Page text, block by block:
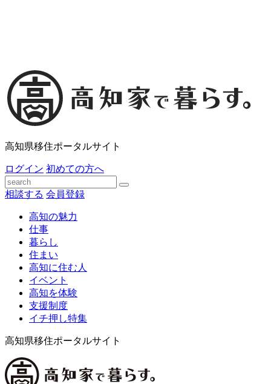
高知県移住ポータルサイト
ログイン 初めての方へ
相談する 会員登録
高知の魅力
仕事
暮らし
住まい
高知に住む人
イベント
高知を体験
支援制度
イチ押し特集
高知県移住ポータルサイト